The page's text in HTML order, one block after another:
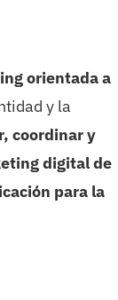
orientada a
y la
coordinar y
digital de
para la